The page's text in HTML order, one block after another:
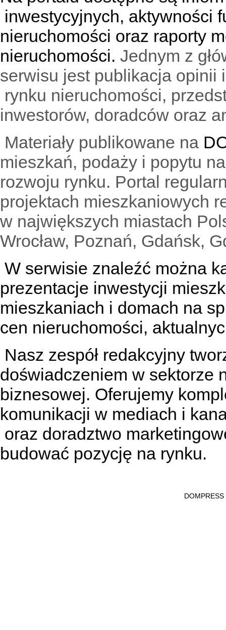
inwestycyjnych, aktywności
nieruchomości oraz raporty
nieruchomości. Jednym z
serwisu jest publikacja
rynku nieruchomości,
inwestorów, doradców oraz
Materiały publikowane na
mieszkań, podaży i popytu
rozwoju rynku. Portal
projektach mieszkaniowych
w największych miastach
Wrocław, Poznań, Gdańsk,
W serwisie znaleźć można
prezentacje inwestycji
mieszkaniach i domach na
cen nieruchomości,
Nasz zespół redakcyjny
doświadczeniem w sektorze
biznesowej. Oferujemy
komunikacji w mediach i
oraz doradztwo
budować pozycję na rynku.